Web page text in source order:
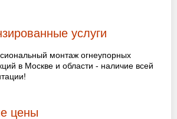
услуги
монтаж огнеупорных
в Москве и области - наличие всей
цены